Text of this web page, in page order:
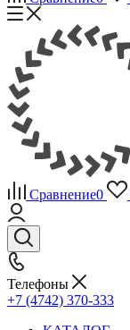
Сравнение0
Телефоны
+7 (4742) 370-333